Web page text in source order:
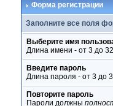
Форма регистрации
Заполните все поля
Выберите имя
Длина имени - от 3 до
Введите пароль
Длина пароля - от 3 до
Повторите пароль
Пароли должны